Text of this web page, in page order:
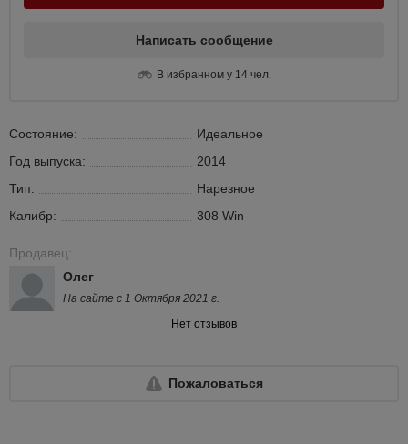
Написать сообщение
В избранном у 14 чел.
Состояние:
Идеальное
Год выпуска:
2014
Тип:
Нарезное
Калибр:
308 Win
Продавец:
Олег
На сайте с 1 Октября 2021 г.
Нет отзывов
Пожаловаться